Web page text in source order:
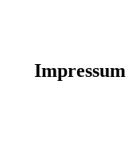
Impressum